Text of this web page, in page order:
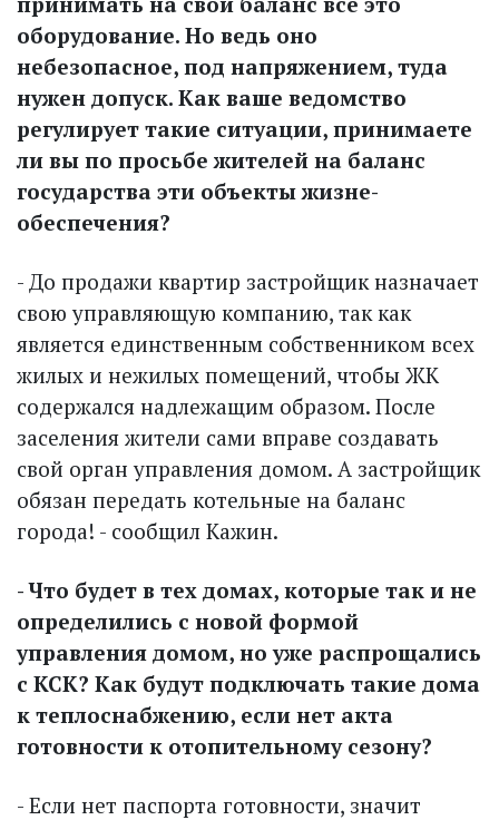
оборудование. Но ведь оно
небезопасное, под напряжением, туда
нужен допуск. Как ваше ведомство
регулирует такие ситуации, принимаете
ли вы по просьбе жителей на баланс
государства эти объекты жизне­
обеспечения?
- До продажи квартир застройщик назначает
свою управляющую компанию, так как
является единственным собственником всех
жилых и нежилых помещений, чтобы ЖК
содержался надлежащим образом. После
заселения жители сами вправе создавать
свой орган управления домом. А застройщик
обязан передать котельные на баланс
города! - сообщил Кажин.
- Что будет в тех домах, которые так и не
определились с новой формой
управления домом, но уже распрощались
с КСК? Как будут подключать такие дома
к теплоснабжению, если нет акта
готовности к отопительному сезону?
- Если нет паспорта готовности, значит